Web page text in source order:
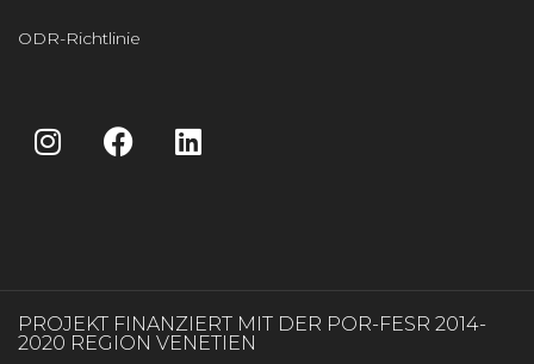
ODR-Richtlinie
PROJEKT FINANZIERT MIT DER POR-FESR 2014-
2020 REGION VENETIEN